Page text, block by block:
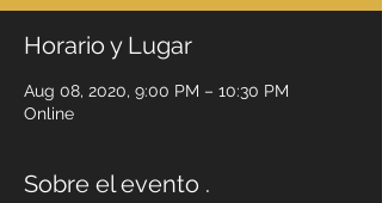
Horario y Lugar
Aug 08, 2020, 9:00 PM – 10:30 PM
Online
Sobre el evento .